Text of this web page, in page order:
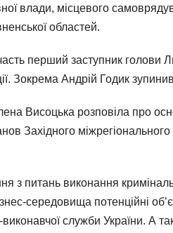
влади, місцевого
областей.
перший заступник голови
Зокрема Андрій Годик
Висоцька розповіла про
Західного
з питань виконання
середовища потенційні
служби України. А